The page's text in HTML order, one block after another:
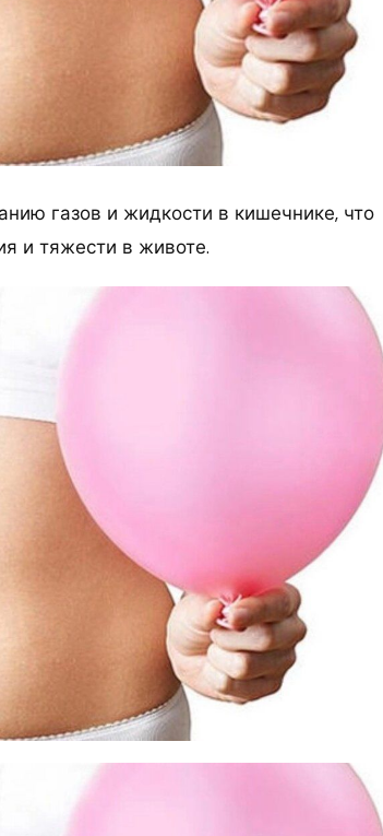
газов и жидкости в кишечнике, что
и тяжести в животе.